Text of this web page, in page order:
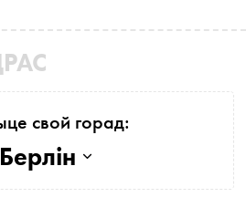
свой горад:
Берлін